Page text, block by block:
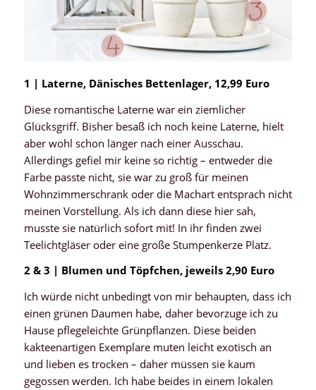
1 | Laterne, Dänisches Bettenlager, 12,99 Euro
Diese romantische Laterne war ein ziemlicher
Glücksgriff. Bisher besaß ich noch keine Laterne, hielt
aber wohl schon länger nach einer Ausschau.
Allerdings gefiel mir keine so richtig – entweder die
Farbe passte nicht, sie war zu groß für meinen
Wohnzimmerschrank oder die Machart entsprach nicht
meinen Vorstellung. Als ich dann diese hier sah,
musste sie natürlich sofort mit! In ihr finden zwei
Teelichtgläser oder eine große Stumpenkerze Platz.
2 & 3 | Blumen und Töpfchen, jeweils 2,90 Euro
Ich würde nicht unbedingt von mir behaupten, dass ich
einen grünen Daumen habe, daher bevorzuge ich zu
Hause pflegeleichte Grünpflanzen. Diese beiden
kakteenartigen Exemplare muten leicht exotisch an
und lieben es trocken – daher müssen sie kaum
gegossen werden. Ich habe beides in einem lokalen